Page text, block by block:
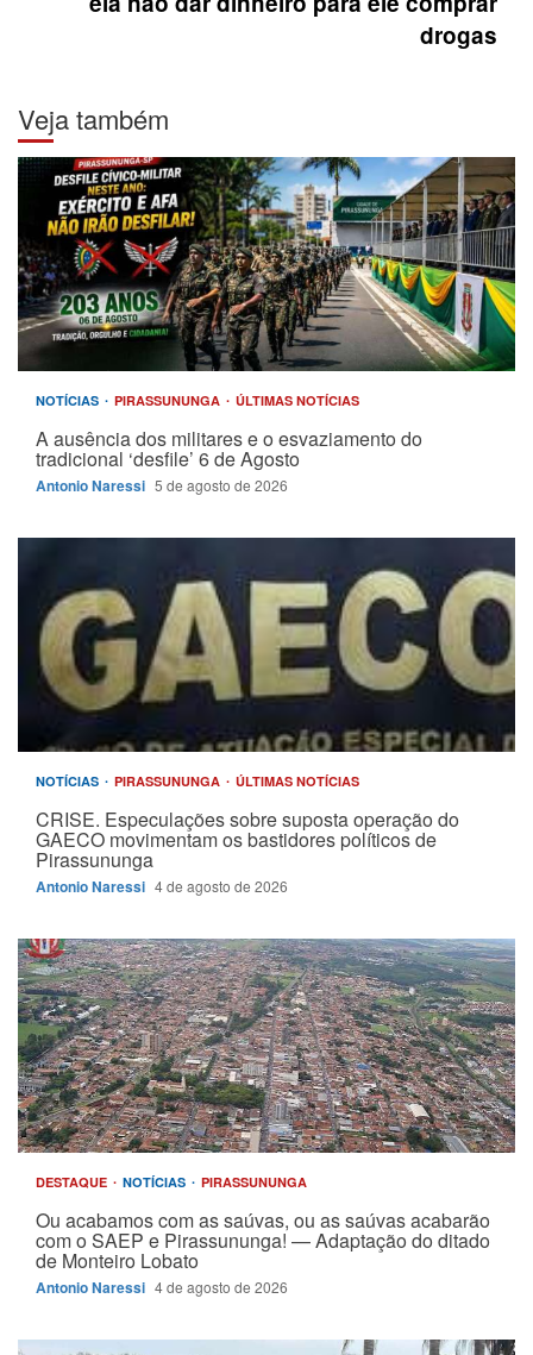
drogas
Veja também
NOTÍCIAS PIRASSUNUNGA ÚLTIMAS NOTÍCIAS
A ausência dos militares e o esvaziamento do
tradicional ‘desfile’ 6 de Agosto
Antonio Naressi 5 de agosto de 2026
NOTÍCIAS PIRASSUNUNGA ÚLTIMAS NOTÍCIAS
CRISE. Especulações sobre suposta operação do
GAECO movimentam os bastidores políticos de
Pirassununga
Antonio Naressi 4 de agosto de 2026
DESTAQUE NOTÍCIAS PIRASSUNUNGA
Ou acabamos com as saúvas, ou as saúvas acabarão
com o SAEP e Pirassununga! — Adaptação do ditado
de Monteiro Lobato
Antonio Naressi 4 de agosto de 2026